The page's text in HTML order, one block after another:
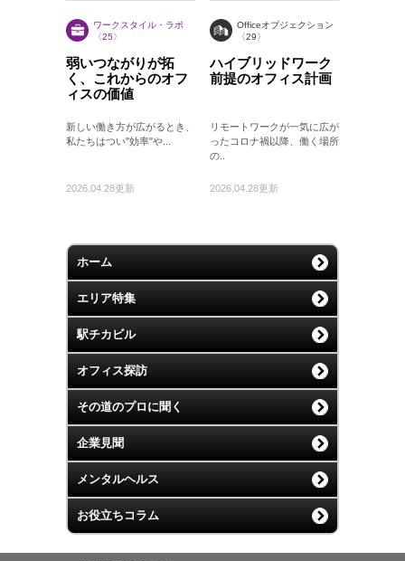
ワークスタイル・ラボ
〈25〉
弱いつながりが拓
く、これからのオフ
ィスの価値
新しい働き方が広がるとき、
私たちはつい"効率"や...
2026.04.28更新
Officeオブジェクション
〈29〉
ハイブリッドワーク
前提のオフィス計画
リモートワークが一気に広が
ったコロナ禍以降、働く場所
の..
2026.04.28更新
ホーム
エリア特集
駅チカビル
オフィス探訪
その道のプロに聞く
企業見聞
メンタルヘルス
お役立ちコラム